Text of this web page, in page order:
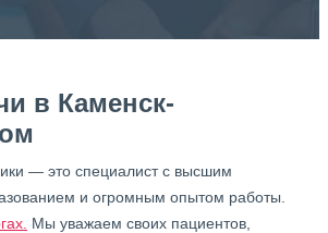
в Каменск-
— это специалист с высшим
и огромным опытом работы.
Мы уважаем своих пациентов,